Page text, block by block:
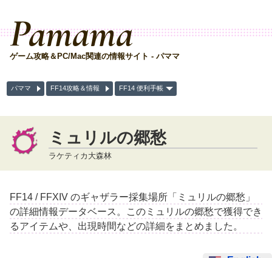
Pamama
ゲーム攻略＆PC/Mac関連の情報サイト - パママ
パママ FF14攻略＆情報 FF14 便利手帳
ミュリルの郷愁
ラケティカ大森林
FF14 / FFXIV のギャザラー採集場所「ミュリルの郷愁」
の詳細情報データベース。このミュリルの郷愁で獲得でき
るアイテムや、出現時間などの詳細をまとめました。